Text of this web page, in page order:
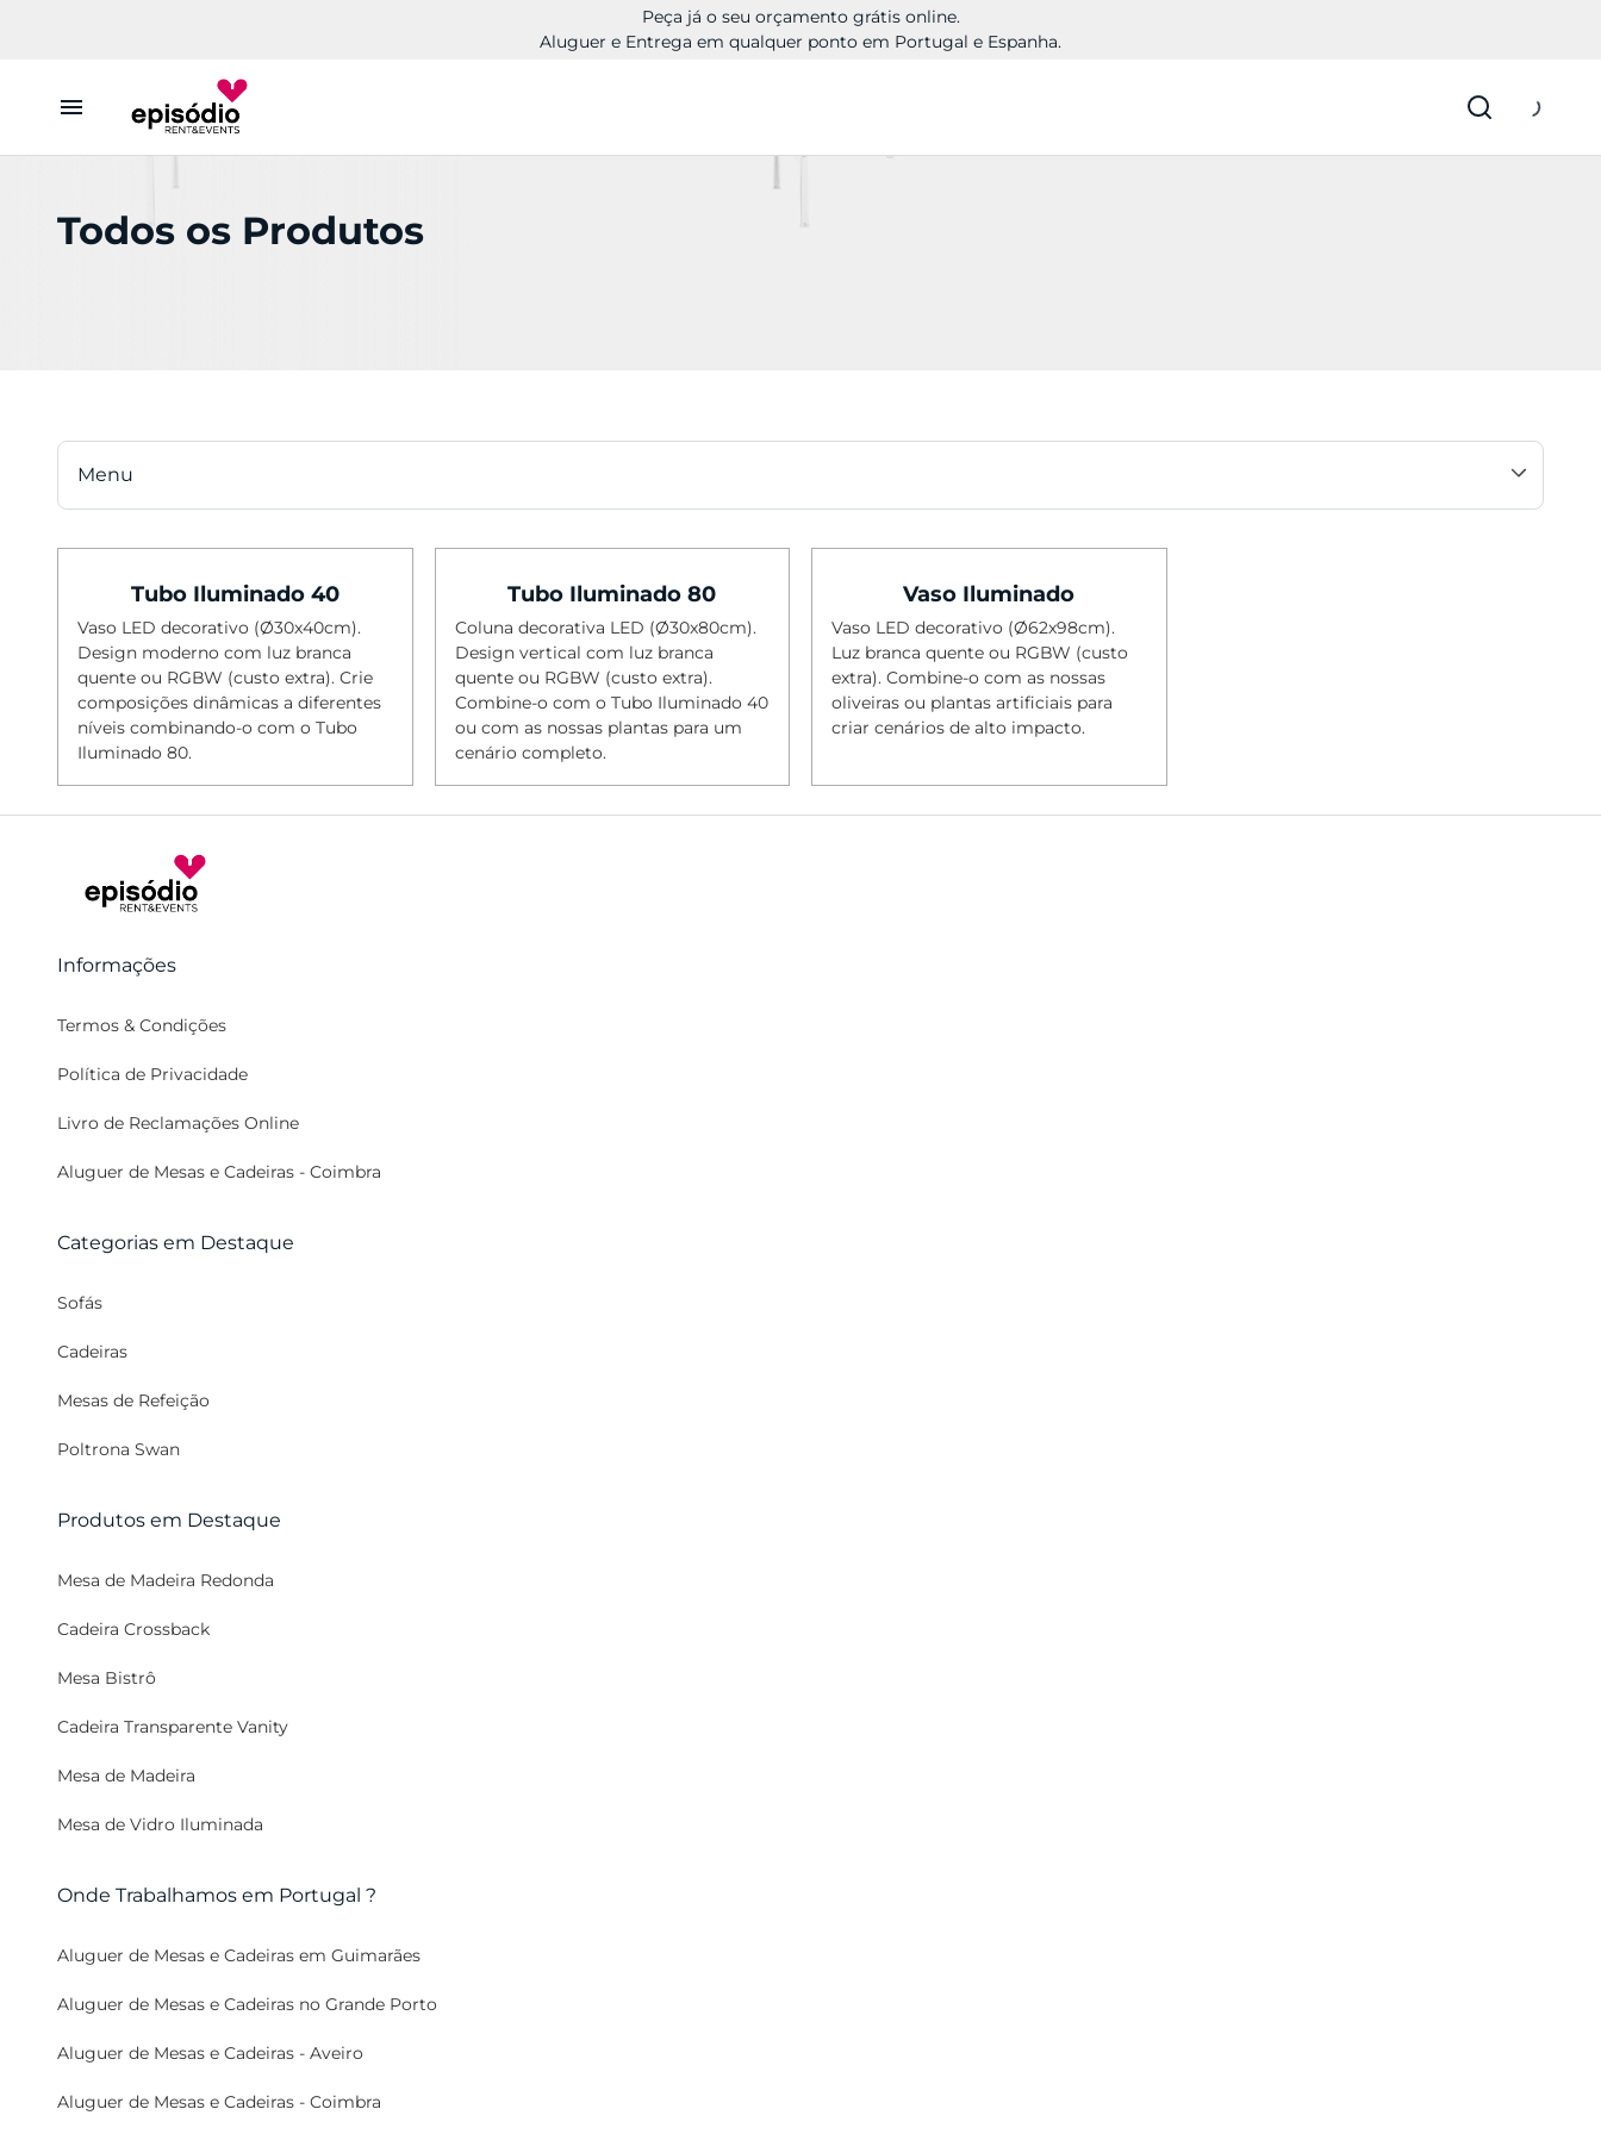
Peça já o seu orçamento grátis online.
Aluguer e Entrega em qualquer ponto em Portugal e Espanha.
Aluguer
Conheça a Episódio
Todos os Produtos
Menu
Cadeiras
Mesas
Mesas Altas
Cadeiras Altas
Sofás
Pufes
Bancos
Tapetes
Balcões
Mesas de Bolo
Biombos
Pratos Marcadores
Utilitários
Stand | Feiras
Tubo Iluminado 40
Vaso LED decorativo (Ø30x40cm).
Design moderno com luz branca
quente ou RGBW (custo extra). Crie
composições dinâmicas a diferentes
níveis combinando-o com o Tubo
Iluminado 80.
Tubo Iluminado 80
Coluna decorativa LED (Ø30x80cm).
Design vertical com luz branca
quente ou RGBW (custo extra).
Combine-o com o Tubo Iluminado 40
ou com as nossas plantas para um
cenário completo.
Vaso Iluminado
Vaso LED decorativo (Ø62x98cm).
Luz branca quente ou RGBW (custo
extra). Combine-o com as nossas
oliveiras ou plantas artificiais para
criar cenários de alto impacto.
Informações
Termos & Condições
Política de Privacidade
Livro de Reclamações Online
Aluguer de Mesas e Cadeiras - Coimbra
Categorias em Destaque
Sofás
Cadeiras
Mesas de Refeição
Poltrona Swan
Produtos em Destaque
Mesa de Madeira Redonda
Cadeira Crossback
Mesa Bistrô
Cadeira Transparente Vanity
Mesa de Madeira
Mesa de Vidro Iluminada
Onde Trabalhamos em Portugal ?
Aluguer de Mesas e Cadeiras em Guimarães
Aluguer de Mesas e Cadeiras no Grande Porto
Aluguer de Mesas e Cadeiras - Aveiro
Aluguer de Mesas e Cadeiras - Coimbra